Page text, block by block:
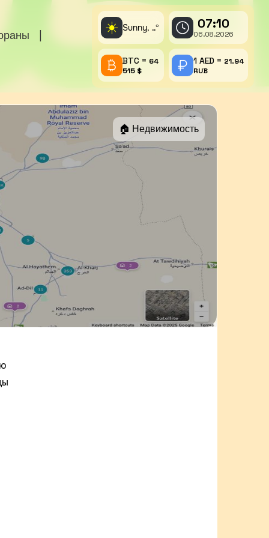
☀️ Sunny, ..° 07:10
06.08.2026
BTC = 64
515 $
1 AED = 21.94
RUB
🏠 Недвижимость